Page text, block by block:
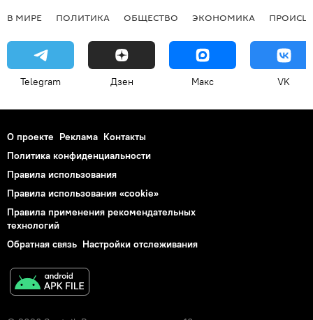
В МИРЕ ПОЛИТИКА ОБЩЕСТВО ЭКОНОМИКА
Telegram Дзен Макс VK
О проекте Реклама Контакты
Политика конфиденциальности
Правила использования
Правила использования «cookie»
Правила применения рекомендательных
технологий
Обратная связь Настройки отслеживания